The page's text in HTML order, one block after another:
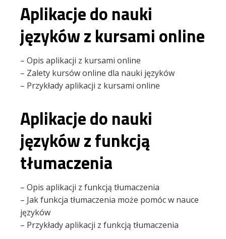
Aplikacje do nauki
języków z kursami online
– Opis aplikacji z kursami online
– Zalety kursów online dla nauki języków
– Przykłady aplikacji z kursami online
Aplikacje do nauki
języków z funkcją
tłumaczenia
– Opis aplikacji z funkcją tłumaczenia
– Jak funkcja tłumaczenia może pomóc w nauce
języków
– Przykłady aplikacji z funkcją tłumaczenia